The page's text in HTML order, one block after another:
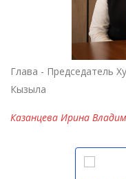
Глава - Председатель
Кызыла
Казанцева Ирина